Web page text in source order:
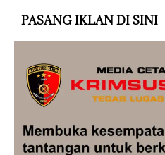
PASANG IKLAN DI SINI